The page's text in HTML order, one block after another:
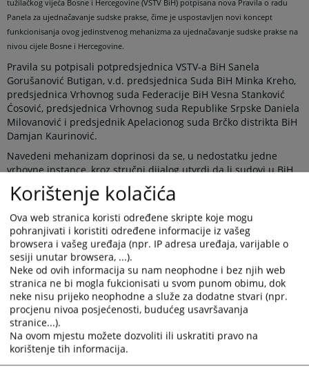
tužilačkog vijeća Bosne i Hercegovine (VSTV BiH) potpisana nova Pravila o radu
Panela za ujednačavanje sudske prakse, čime je uspostavljen novi koncept
funkcionisanja ovog jedinstvenog mehanizma za ujednačavanje sudske prakse na
nivou cijele Bosne i Hercegovine.
Pravila su potpisali potpredsjednica VSTV-a BiH Sanela
Gorušanović Butigan, v.d. predsjednica Suda BiH Minka Kreho,
predsjednica Vrhovnog suda Federacije BiH Vesna Stanković
Ćosović, predsjednica Vrhovnog suda Republike Srpske Daniela
Milovanović i predsjednik Apelacionog suda Brčko distrikta BiH
Damjan Kaurinović.
Navedeni mehanizam doprinosi da se, u nedostatku jedne
vrhovne instance, kroz stručni dijalog utvrdi da li sudovi u BiH
različito postupaju u istoj ili sličnoj pravnoj situaciji, te da li se
tako različito postupanje može ujednačiti usvajanjem pravnih
shvatanja na nivou sudova najviše instance. Javno objavljivanje
ovih shvatanja omogućava građanima i njihovim zastupnicima
korištenje istih prilikom ostvarivanja svojih prava pred sudom,
čime mogu osigurati veću pravnu sigurnost i jednakost pred
zakonom, bez obzira u kom dijelu države žive.
Novi koncept rada Panela predviđa održavanje većeg broja
sastanaka tokom godine, najmanje po jednog iz oblasti
krivičnog, građanskog i upravnog prava. Teme za sastanke
dogovaraju se na pripremnom sastanku, koji se održava
početkom svake kalendarske godine u prostorijama VSTV-a BiH.
Sastanci Panela se potom organizuju u sudovima najviše
instance, čime je napravljen iskorak u odnosu na raniju praksu
Korištenje kolačića
Ova web stranica koristi određene skripte koje mogu
pohranjivati i koristiti određene informacije iz vašeg
browsera i vašeg uređaja (npr. IP adresa uređaja, varijable o
sesiji unutar browsera, ...).
Neke od ovih informacija su nam neophodne i bez njih web
stranica ne bi mogla fukcionisati u svom punom obimu, dok
neke nisu prijeko neophodne a služe za dodatne stvari (npr.
procjenu nivoa posjećenosti, budućeg usavršavanja
stranice...).
Na ovom mjestu možete dozvoliti ili uskratiti pravo na
korištenje tih informacija.